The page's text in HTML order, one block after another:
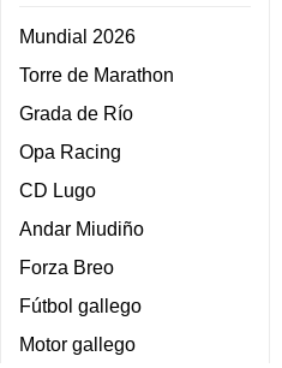
Mundial 2026
Torre de Marathon
Grada de Río
Opa Racing
CD Lugo
Andar Miudiño
Forza Breo
Fútbol gallego
Motor gallego